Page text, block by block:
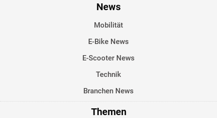
News
Mobilität
E-Bike News
E-Scooter News
Technik
Branchen News
Themen